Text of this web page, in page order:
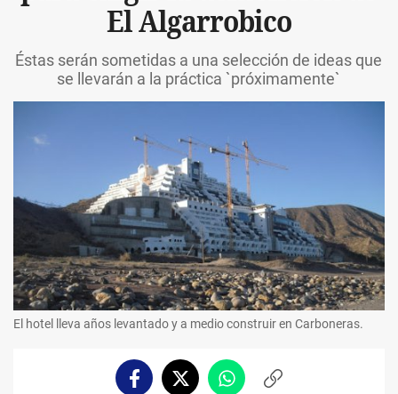
El Algarrobico
Éstas serán sometidas a una selección de ideas que
se llevarán a la práctica `próximamente`
El hotel lleva años levantado y a medio construir en Carboneras.
FacebookTwitterWhatsappCopiar